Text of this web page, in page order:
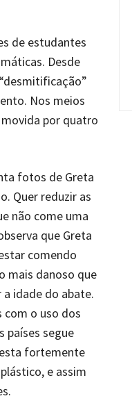
de estudantes
Desde
Nos meios
por quatro
fotos de Greta
Quer reduzir as
não come uma
que Greta
comendo
mais danoso que
idade do abate.
com o uso dos
países segue
fortemente
e assim